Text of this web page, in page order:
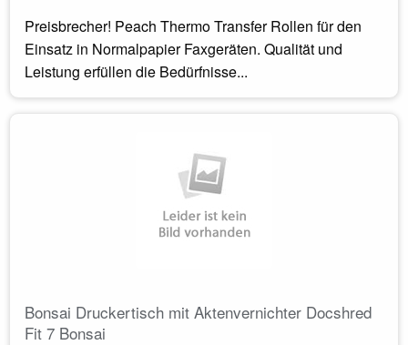
Preisbrecher! Peach Thermo Transfer Rollen für den
Einsatz in Normalpapier Faxgeräten. Qualität und
Leistung erfüllen die Bedürfnisse...
Bonsai Druckertisch mit Aktenvernichter Docshred
Fit 7 Bonsai